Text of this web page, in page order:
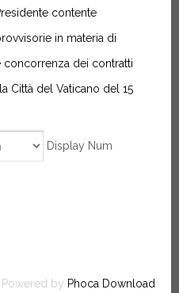
contente
in materia di
dei contratti
Città del Vaticano del 15
Display Num
Powered by Phoca Download